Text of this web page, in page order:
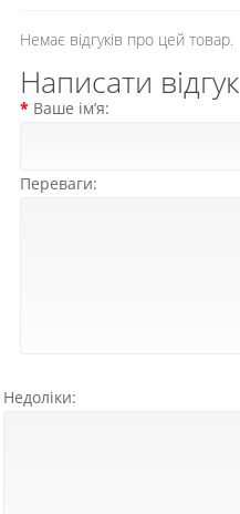
Немає відгуків про цей товар.
Написати відгук
Ваше ім’я:
Переваги:
Недоліки: